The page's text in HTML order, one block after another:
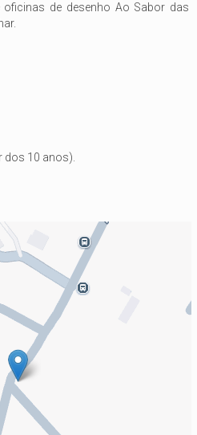
de desenho Ao Sabor das
dos 10 anos).